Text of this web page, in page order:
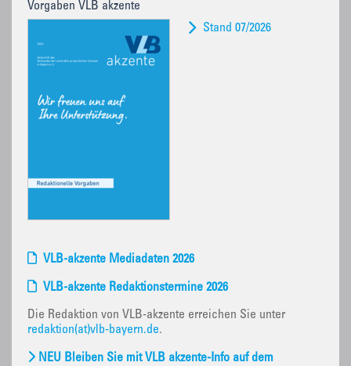
Vorgaben VLB akzente
Stand 07/2026
VLB-akzente Mediadaten 2026
VLB-akzente Redaktionstermine 2026
Die Redaktion von VLB-akzente erreichen Sie unter
redaktion(at)vlb-bayern.de.
NEU Bleiben Sie mit VLB akzente-Info auf dem